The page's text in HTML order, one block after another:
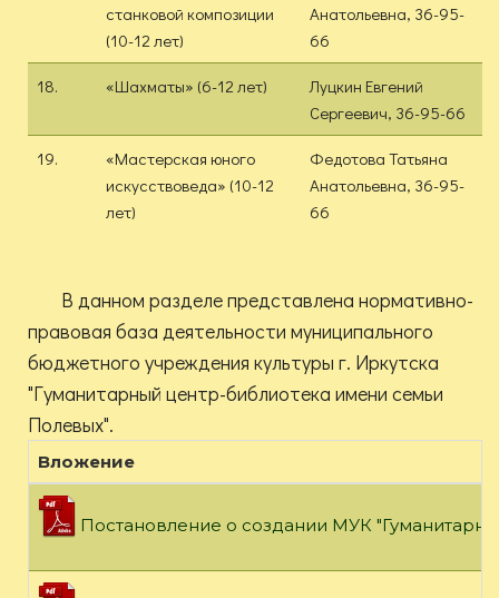
станковой композиции
(10-12 лет)
Анатольевна, 36-95-
66
18. «Шахматы» (6-12 лет)
Луцкин Евгений
Сергеевич, 36-95-66
19.
«Мастерская юного
искусствоведа» (10-12
лет)
Федотова Татьяна
Анатольевна, 36-95-
66
В данном разделе представлена нормативно-
правовая база деятельности муниципального
бюджетного учреждения культуры г. Иркутска
"Гуманитарный центр-библиотека имени семьи
Полевых".
Вложение
Постановление о создании МУК